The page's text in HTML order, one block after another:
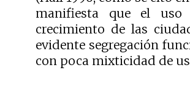
manifiesta que el
crecimiento de las
evidente segregación
con poca mixticidad de